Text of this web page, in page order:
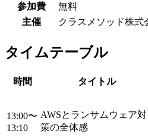
参加費
無料
主催
クラスメソッド株式
タイムテーブル
時間 タイトル
13:00〜
13:10
AWSとランサムウェア対
策の全体感